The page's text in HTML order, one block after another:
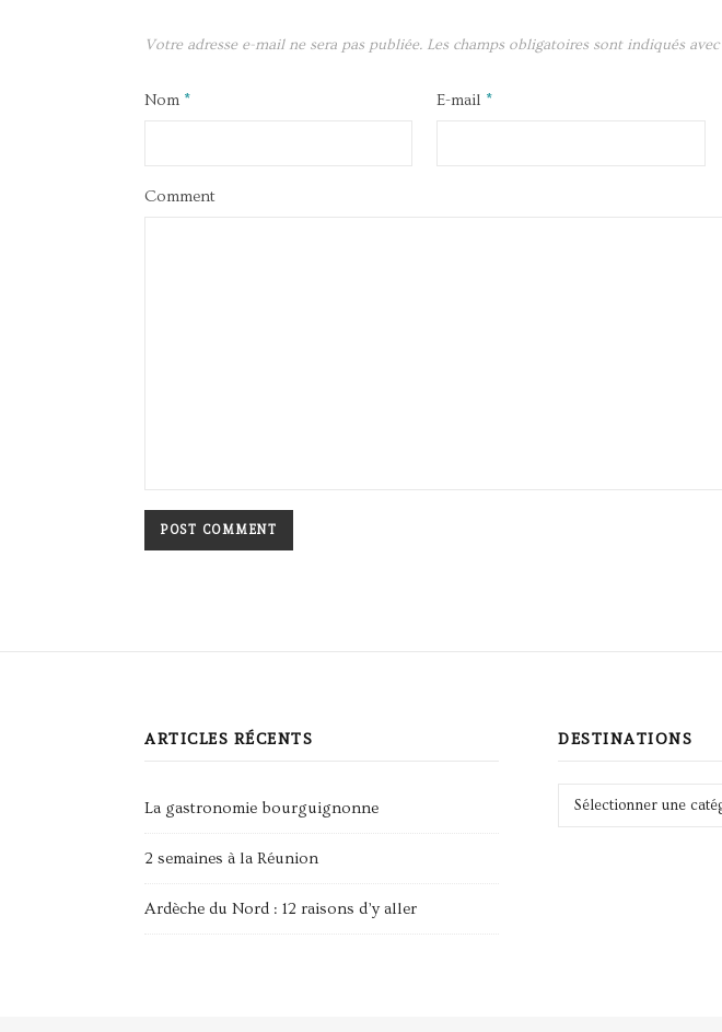
Votre adresse e-mail ne sera pas publiée. Les champs obligatoires sont indiqués avec
Nom * E-mail *
Comment
ARTICLES RÉCENTS
La gastronomie bourguignonne
2 semaines à la Réunion
Ardèche du Nord : 12 raisons d’y aller
DESTINATIONS
Destinations